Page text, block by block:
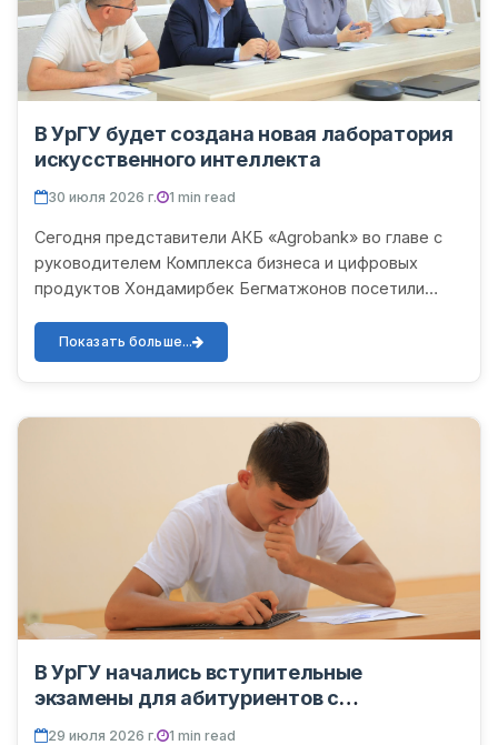
В УрГУ будет создана новая лаборатория
искусственного интеллекта
30 июля 2026 г. 1 min read
Сегодня представители АКБ «Agrobank» во главе с
руководителем Комплекса бизнеса и цифровых
продуктов Хондамирбек Бегматжонов посетили
Райхана Беруни. В...
Показать больше...
В УрГУ начались вступительные
экзамены для абитуриентов с
нарушениями зрения
29 июля 2026 г. 1 min read